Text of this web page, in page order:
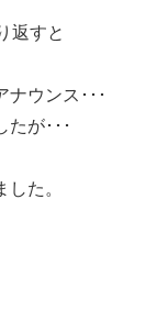
返すと
ナウンス･･･
が･･･
た。